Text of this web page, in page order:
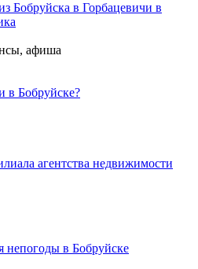
Бобруйска в Горбацевичи в
афиша
в Бобруйске?
агентства недвижимости
непогоды в Бобруйске